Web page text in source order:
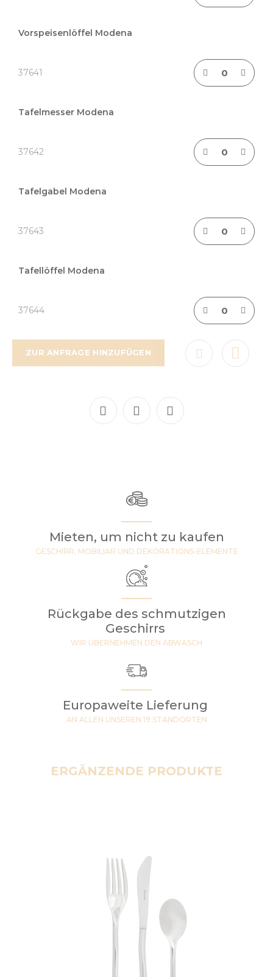
Vorspeisenlöffel Modena
37641
Tafelmesser Modena
37642
Tafelgabel Modena
37643
Tafellöffel Modena
37644
ZUR ANFRAGE HINZUFÜGEN
Mieten, um nicht zu kaufen
GESCHIRR, MOBILIAR UND DEKORATIONS-ELEMENTE
Rückgabe des schmutzigen
Geschirrs
WIR ÜBERNEHMEN DEN ABWASCH
Europaweite Lieferung
AN ALLEN UNSEREN 19 STANDORTEN
ERGÄNZENDE PRODUKTE